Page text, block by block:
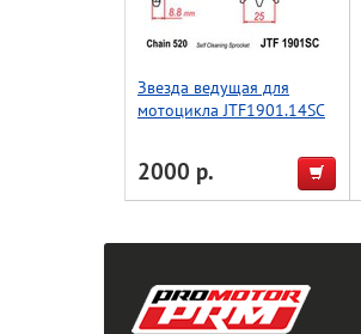
Звезда ведущая для
мотоцикла JTF1901.14SC
2000 р.